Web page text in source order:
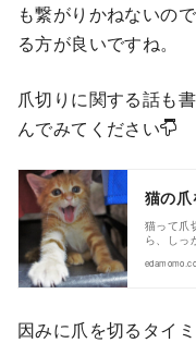
も繋がりかねないの
る方が良いですね。
爪切りに関する話も
んでみてください
猫の爪
猫って爪
ら、しっ
因みに爪を切るタイ